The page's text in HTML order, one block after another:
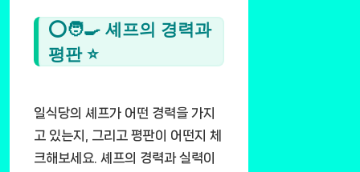
⭕🧑‍🍳 셰프의 경력과
평판 ⭐
일식당의 셰프가 어떤 경력을 가지
고 있는지, 그리고 평판이 어떤지 체
크해보세요. 셰프의 경력과 실력이